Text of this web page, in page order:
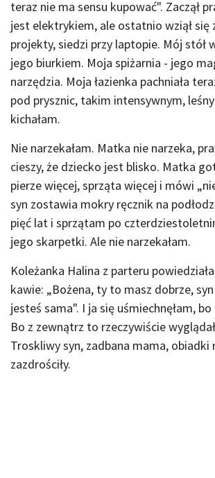
teraz nie ma sensu kupować". Zaczął
jest elektrykiem, ale ostatnio wziął się
projekty, siedzi przy laptopie. Mój stół
jego biurkiem. Moja spiżarnia - jego
narzędzia. Moja łazienka pachniała
pod prysznic, takim intensywnym,
kichałam.
Nie narzekałam. Matka nie narzeka,
cieszy, że dziecko jest blisko. Matka
pierze więcej, sprząta więcej i mówi
syn zostawia mokry ręcznik na
pięć lat i sprzątam po
jego skarpetki. Ale nie narzekałam.
Koleżanka Halina z parteru
kawie: „Bożena, ty to masz dobrze,
jesteś sama". I ja się uśmiechnęłam,
Bo z zewnątrz to rzeczywiście
Troskliwy syn, zadbana mama, obiadki
zazdrościły.